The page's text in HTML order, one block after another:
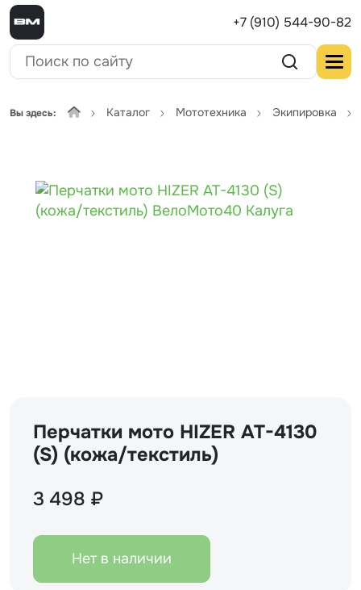
+7 (910) 544-90-82
Вы здесь: Каталог Мототехника Экипировка
Перчатки мото HIZER AT-4130
(S) (кожа/текстиль)
3 498 ₽
Нет в наличии